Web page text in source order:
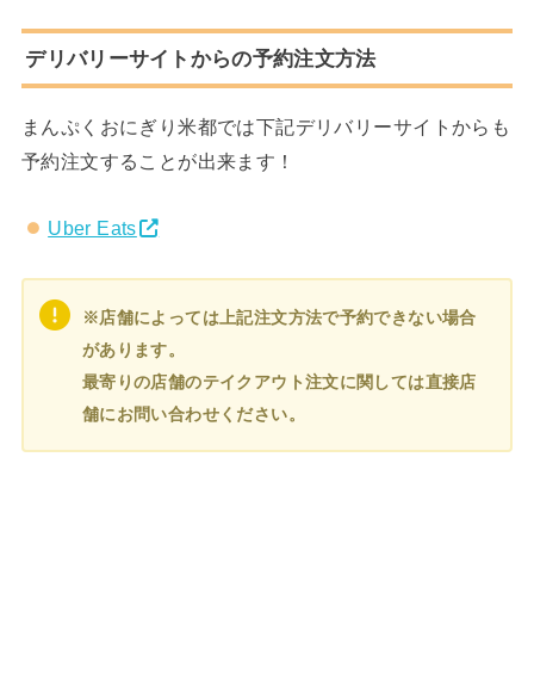
デリバリーサイトからの予約注文方法
まんぷくおにぎり米都では下記デリバリーサイトからも
予約注文することが出来ます！
Uber Eats
※店舗によっては上記注文方法で予約できない場合
があります。
最寄りの店舗のテイクアウト注文に関しては直接店
舗にお問い合わせください。